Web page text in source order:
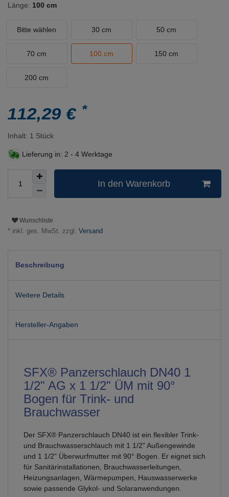
Länge: 100 cm
Bitte wählen 30 cm 50 cm
70 cm 100 cm 150 cm
200 cm
112,29 €*
Inhalt: 1 Stück
Lieferung in: 2 - 4 Werktage
In den Warenkorb
Wunschliste
* inkl. ges. MwSt. zzgl. Versand
Beschreibung
Weitere Details
Hersteller-Angaben
SFX® Panzerschlauch DN40 1
1/2" AG x 1 1/2" ÜM mit 90°
Bogen für Trink- und
Brauchwasser
Der SFX® Panzerschlauch DN40 ist ein flexibler Trink-
und Brauchwasserschlauch mit 1 1/2" Außengewinde
und 1 1/2" Überwurfmutter mit 90° Bogen. Er eignet sich
für Sanitärinstallationen, Brauchwasserleitungen,
Heizungsanlagen, Wärmepumpen, Hauswasserwerke
sowie passende Glykol- und Solaranwendungen.